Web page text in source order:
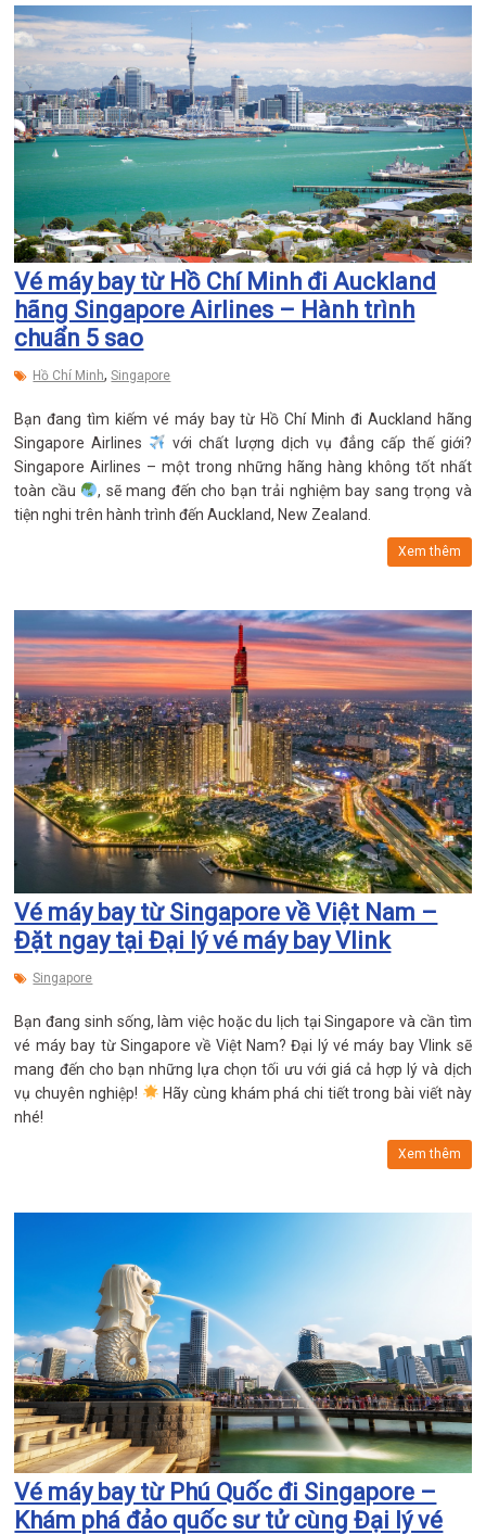
Vé máy bay từ Hồ Chí Minh đi Auckland
hãng Singapore Airlines – Hành trình
chuẩn 5 sao
Hồ Chí Minh,Singapore
Bạn đang tìm kiếm vé máy bay từ Hồ Chí Minh đi Auckland hãng
Singapore Airlines
với chất lượng dịch vụ đẳng cấp thế giới?
Singapore Airlines – một trong những hãng hàng không tốt nhất
toàn cầu
, sẽ mang đến cho bạn trải nghiệm bay sang trọng và
tiện nghi trên hành trình đến Auckland, New Zealand.
Xem thêm
Vé máy bay từ Singapore về Việt Nam –
Đặt ngay tại Đại lý vé máy bay Vlink
Singapore
Bạn đang sinh sống, làm việc hoặc du lịch tại Singapore và cần tìm
vé máy bay từ Singapore về Việt Nam? Đại lý vé máy bay Vlink sẽ
mang đến cho bạn những lựa chọn tối ưu với giá cả hợp lý và dịch
vụ chuyên nghiệp!
Hãy cùng khám phá chi tiết trong bài viết này
nhé!
Xem thêm
Vé máy bay từ Phú Quốc đi Singapore –
Khám phá đảo quốc sư tử cùng Đại lý vé